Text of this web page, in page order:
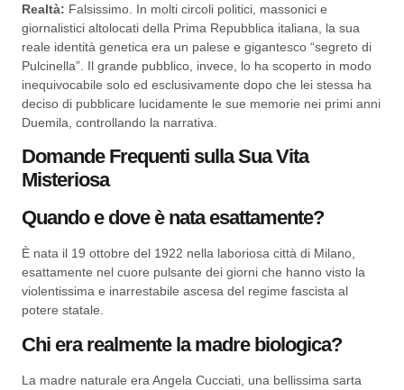
Realtà: Falsissimo. In molti circoli politici, massonici e
giornalistici altolocati della Prima Repubblica italiana, la sua
reale identità genetica era un palese e gigantesco “segreto di
Pulcinella”. Il grande pubblico, invece, lo ha scoperto in modo
inequivocabile solo ed esclusivamente dopo che lei stessa ha
deciso di pubblicare lucidamente le sue memorie nei primi anni
Duemila, controllando la narrativa.
Domande Frequenti sulla Sua Vita
Misteriosa
Quando e dove è nata esattamente?
È nata il 19 ottobre del 1922 nella laboriosa città di Milano,
esattamente nel cuore pulsante dei giorni che hanno visto la
violentissima e inarrestabile ascesa del regime fascista al
potere statale.
Chi era realmente la madre biologica?
La madre naturale era Angela Cucciati, una bellissima sarta